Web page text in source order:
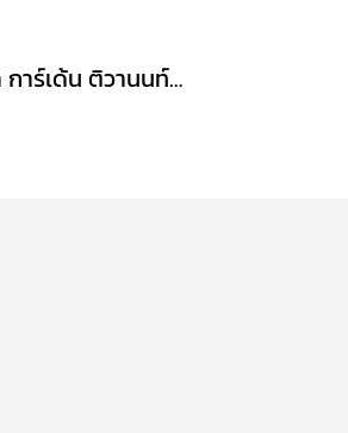
นนท์ทิวา การ์เด้น ติวานนท์-ปากเกร็ด37 ตรงข้าม รร.พระหฤทัยนนทบุรี ใกล้แยกสวนสมเด็จฯ ศรีสมาน : Nontiwa Garden